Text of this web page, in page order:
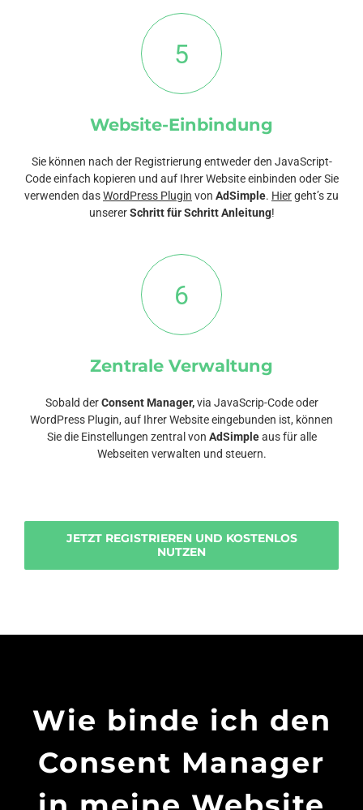
5
Website-Einbindung
Sie können nach der Registrierung entweder den JavaScript-
Code einfach kopieren und auf Ihrer Website einbinden oder Sie
verwenden dasWordPress Plugin von AdSimple. Hiergeht’s zu
unsererSchritt für Schritt Anleitung!
6
Zentrale Verwaltung
Sobald derConsent Manager,via JavaScrip-Code oder
WordPress Plugin, auf Ihrer Website eingebunden ist, können
Sie die Einstellungen zentral von AdSimpleaus für alle
Webseiten verwalten und steuern.
JETZT REGISTRIEREN UND KOSTENLOS
NUTZEN
Wie binde ich den
Consent Manager